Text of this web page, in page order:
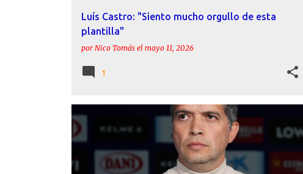
Luís Castro: "Siento mucho orgullo de esta
plantilla"
por Nico Tomás el mayo 11, 2026
1
ACTUALIDAD DECLARACIONES LEVANTE UD +